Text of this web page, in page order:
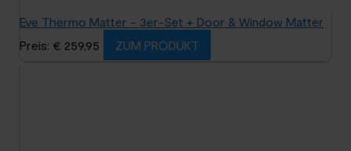
Eve Thermo Matter - 3er-Set + Door & Window Matter
Preis: € 259,95
ZUM PRODUKT